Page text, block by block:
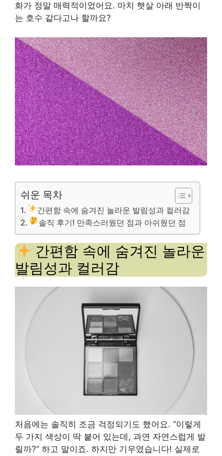
화가 정말 매력적이었어요. 마치 햇살 아래 반짝이
는 호수 같다고나 할까요?
쉬운 목차
간편함 속에 숨겨진 놀라운 발림성과 컬러감
솔직 후기! 만족스러웠던 점과 아쉬웠던 점
간편함 속에 숨겨진 놀라운
발림성과 컬러감
처음에는 솔직히 조금 걱정되기도 했어요. “이렇게
두 가지 색상이 딱 붙어 있는데, 과연 자연스럽게 발
릴까?” 하고 말이죠. 하지만 기우였습니다! 실제로